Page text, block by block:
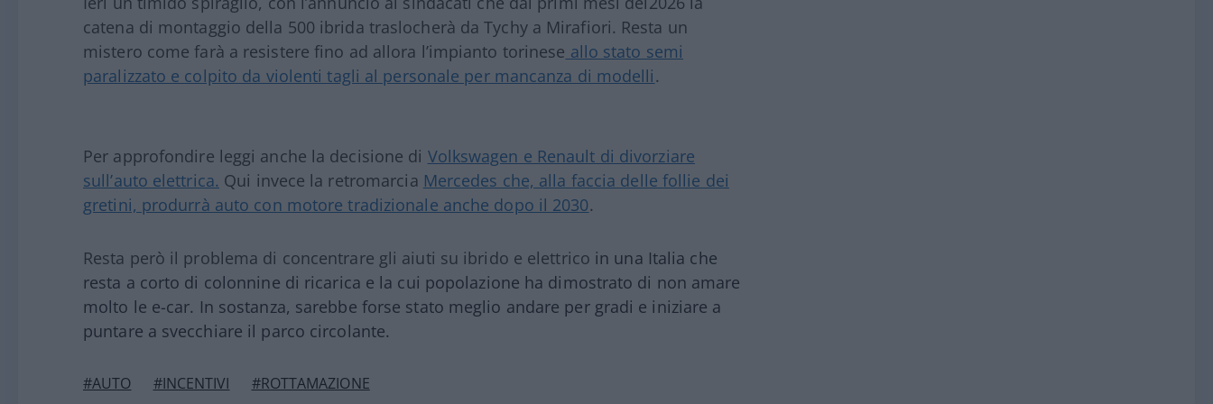
catena di montaggio della 500 ibrida traslocherà da Tychy a Mirafiori. Resta un
mistero come farà a resistere fino ad allora l’impianto torinese allo stato semi
paralizzato e colpito da violenti tagli al personale per mancanza di modelli.
Per approfondire leggi anche la decisione di Volkswagen e Renault di divorziare
sull’auto elettrica. Qui invece la retromarcia Mercedes che, alla faccia delle follie dei
gretini, produrrà auto con motore tradizionale anche dopo il 2030.
Resta però il problema di concentrare gli aiuti su ibrido e elettrico in una Italia che
resta a corto di colonnine di ricarica e la cui popolazione ha dimostrato di non amare
molto le e-car. In sostanza, sarebbe forse stato meglio andare per gradi e iniziare a
puntare a svecchiare il parco circolante.
#AUTO #INCENTIVI #ROTTAMAZIONE